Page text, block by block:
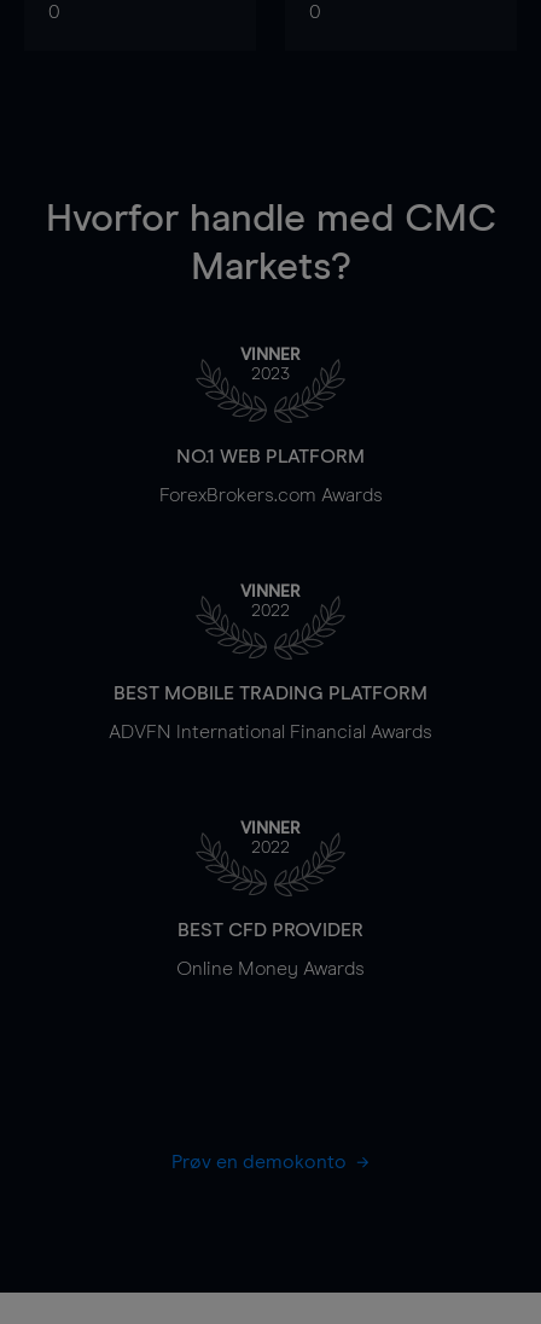
0 0
Hvorfor handle med CMC
Markets?
VINNER
2023
NO.1 WEB PLATFORM
ForexBrokers.com Awards
VINNER
2022
BEST MOBILE TRADING PLATFORM
ADVFN International Financial Awards
VINNER
2022
BEST CFD PROVIDER
Online Money Awards
Prøv en demokonto